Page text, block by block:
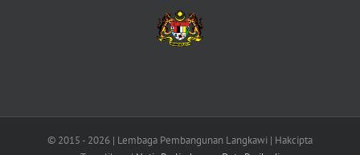
© 2015 - 2026 | Lembaga Pembangunan Langkawi | Hakcipta